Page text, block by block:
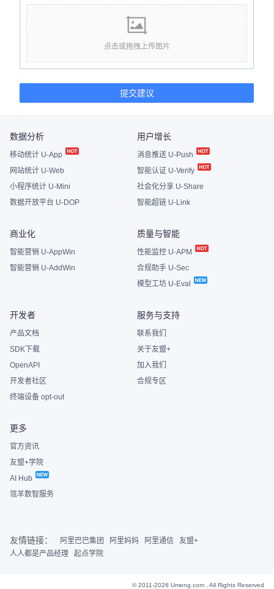
点击或拖拽上传图片
提交建议
数据分析
移动统计 U-App
网站统计 U-Web
小程序统计 U-Mini
数据开放平台 U-DOP
用户增长
消息推送 U-Push
智能认证 U-Verify
社会化分享 U-Share
智能超链 U-Link
商业化
智能营销 U-AppWin
智能营销 U-AddWin
质量与智能
性能监控 U-APM
合规助手 U-Sec
模型工坊 U-Eval
开发者
产品文档
SDK下载
OpenAPI
开发者社区
终端设备 opt-out
服务与支持
联系我们
关于友盟+
加入我们
合规专区
更多
官方资讯
友盟+学院
AI Hub
瓴羊数智服务
友情链接： 阿里巴巴集团 阿里妈妈 阿里通信
友盟+
人人都是产品经理
起点学院
© 2011-2026 Umeng.com , All Rights Reserved